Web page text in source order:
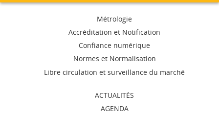
navigation
Métrologie
Accréditation et Notification
Confiance numérique
Normes et Normalisation
Libre circulation et surveillance du marché
ACTUALITÉS
AGENDA